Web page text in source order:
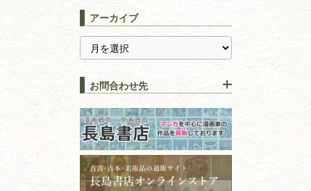
スピリチュアル・
全集・
趣味・教養
書道
拓本・法帖・碑帖
篆刻・印譜
長島書店の便利な買取サービ
ス
【持ち込み買取】店頭で簡単
に古本を売るメリットとは？
上手な売り方のコツを解説
古本の保管方法と劣化する原
因！適切な管理で長持ちさせ
るコツ
古本は汚れていると買取でき
ない？適切な保管方法とクリ
ーニング！
ISBNコードとは？書籍の識別
番号の意味と役割を解説
千葉県
神奈川県
静岡県
山梨県
新潟県
長野県
愛知県
石川県
福井県
福島県
富山県
青森県
岩手県
アーカイブ
お問合わせ先
古本買取専門店 長島書店
〒101-0051
東京都千代田区神田神保町2-5-1